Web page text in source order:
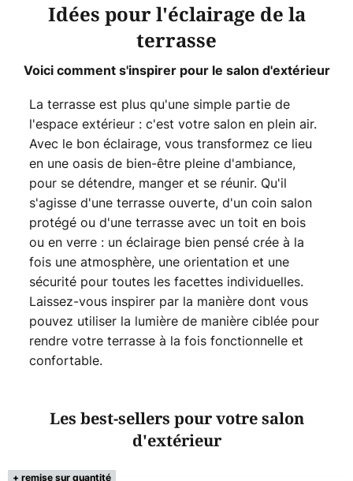
Idées pour l'éclairage de la
terrasse
Voici comment s'inspirer pour le salon d'extérieur
La terrasse est plus qu'une simple partie de
l'espace extérieur : c'est votre salon en plein air.
Avec le bon éclairage, vous transformez ce lieu
en une oasis de bien-être pleine d'ambiance,
pour se détendre, manger et se réunir. Qu'il
s'agisse d'une terrasse ouverte, d'un coin salon
protégé ou d'une terrasse avec un toit en bois
ou en verre : un éclairage bien pensé crée à la
fois une atmosphère, une orientation et une
sécurité pour toutes les facettes individuelles.
Laissez-vous inspirer par la manière dont vous
pouvez utiliser la lumière de manière ciblée pour
rendre votre terrasse à la fois fonctionnelle et
confortable.
Les best-sellers pour votre salon
d'extérieur
+ remise sur quantité